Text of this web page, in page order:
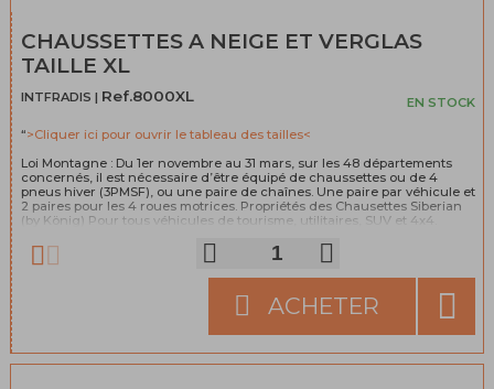
CHAUSSETTES A NEIGE ET VERGLAS
TAILLE XL
INTFRADIS | Ref.8000XL EN STOCK
“>Cliquer ici pour ouvrir le tableau des tailles<
Loi Montagne : Du 1er novembre au 31 mars, sur les 48 départements
concernés, il est nécessaire d’être équipé de chaussettes ou de 4
pneus hiver (3PMSF), ou une paire de chaînes. Une paire par véhicule et
2 paires pour les 4 roues motrices. Propriétés des Chausettes Siberian
(by König) Pour tous véhicules de tourisme, utilitaires, SUV et 4x4.
Norme EN 16662-1. Facile à mettre en place. Aucun dommage aux roues.
Comportement sans vibration ni bruit. Légères, faciles à manipuler et à
transporter. Produits conçus pour résister à des conditions externes et
n’ont pas besoin d’être retirés lorsque l’on traverse des portions
alternants neige, glace et asphalte. Composition: 100% Polyolefin.
>Cliquez pour tout savoir sur la loi montagne<“
ACHETER